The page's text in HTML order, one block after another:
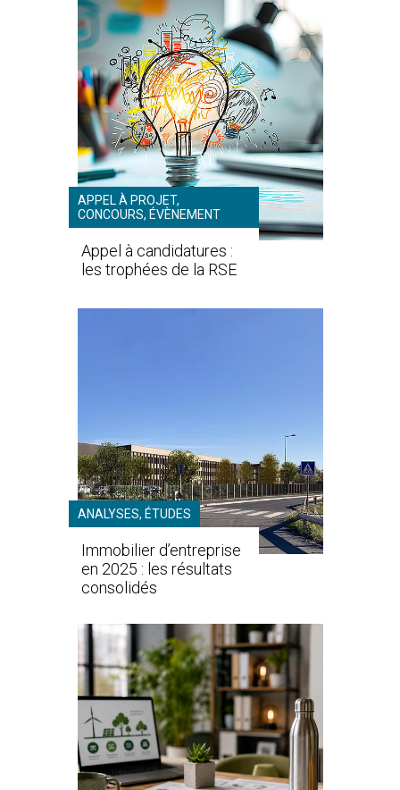
APPEL À PROJET,
CONCOURS, ÉVÈNEMENT
Appel à candidatures :
les trophées de la RSE
ANALYSES, ÉTUDES
Immobilier d’entreprise
en 2025 : les résultats
consolidés